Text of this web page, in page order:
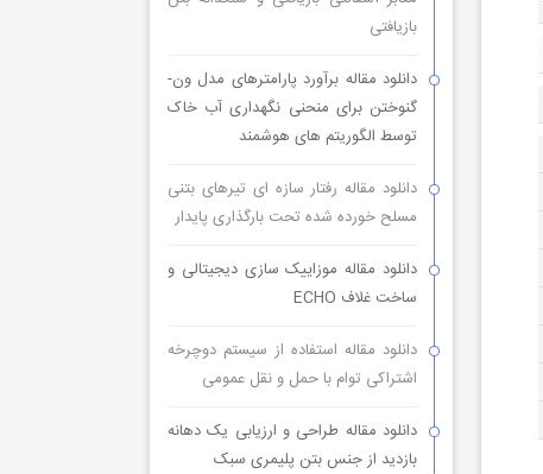
بازیافتی
دانلود مقاله برآورد پارامترهای مدل ون-
گنوختن برای منحنی نگهداری آب خاک
توسط الگوریتم های هوشمند
دانلود مقاله رفتار سازه ای تیرهای بتنی
مسلح خورده شده تحت بارگذاری پایدار
دانلود مقاله موزاییک سازی دیجیتالی و
ساخت غلاف ECHO
دانلود مقاله استفاده از سیستم دوچرخه
اشتراکی توام با حمل و نقل عمومی
دانلود مقاله طراحی و ارزیابی یک دهانه
بازدید از جنس بتن پلیمری سبک